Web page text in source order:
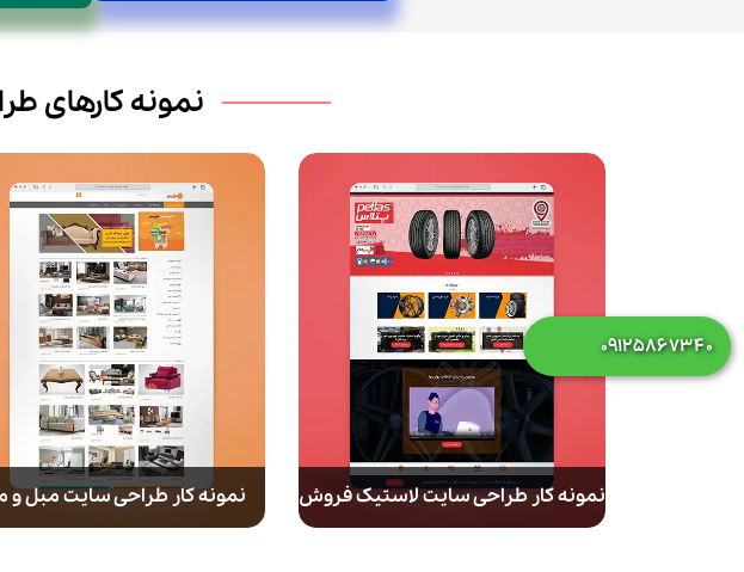
نمونه کارهای
نمونه کار طراحی سایت لاستیک فروش نمونه کار طراحی سایت مبل و
۰۹۱۲۵۸۶۷۳۴۰